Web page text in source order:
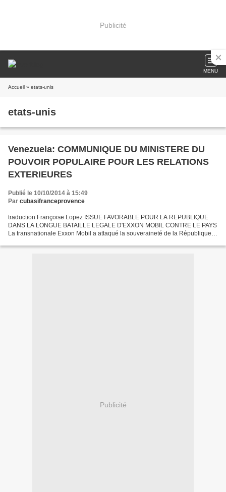
Publicité
MENU
Accueil » etats-unis
etats-unis
Venezuela: COMMUNIQUE DU MINISTERE DU
POUVOIR POPULAIRE POUR LES RELATIONS
EXTERIEURES
Publié le 10/10/2014 à 15:49
Par cubasifranceprovence
traduction Françoise Lopez ISSUE FAVORABLE POUR LA REPUBLIQUE
DANS LA LONGUE BATAILLE LEGALE D'EXXON MOBIL CONTRE LE PAYS
La transnationale Exxon Mobil a attaqué la souveraineté de la République
Publicité